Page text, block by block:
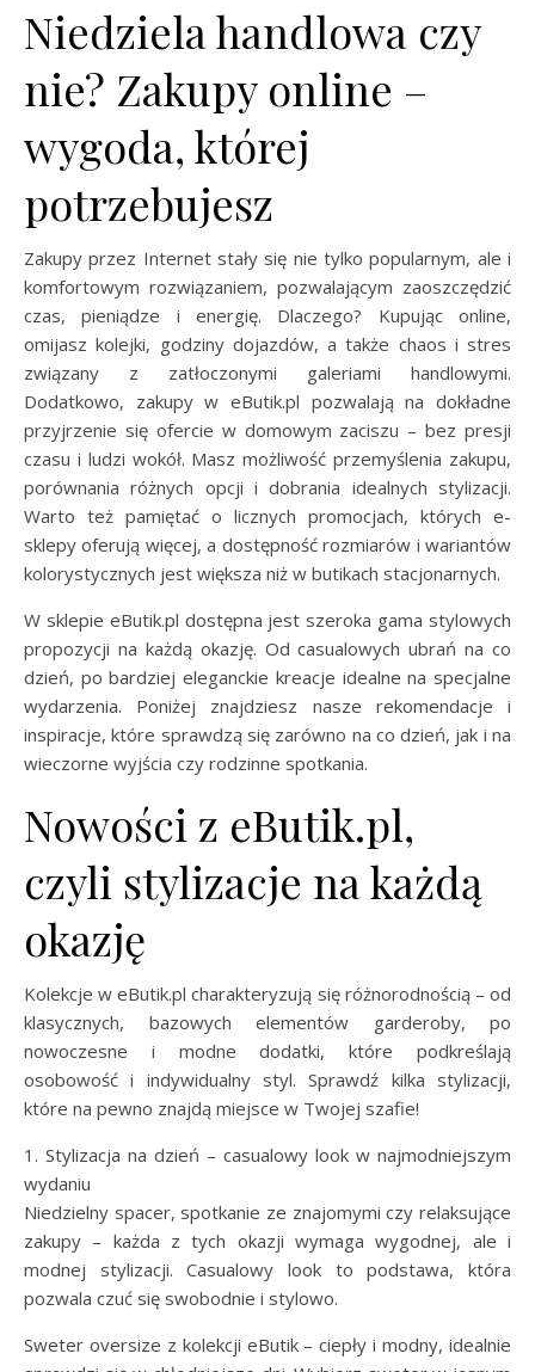
Niedziela handlowa czy
nie? Zakupy online –
wygoda, której
potrzebujesz
Zakupy przez Internet stały się nie tylko popularnym, ale i
komfortowym rozwiązaniem, pozwalającym zaoszczędzić
czas, pieniądze i energię. Dlaczego? Kupując online,
omijasz kolejki, godziny dojazdów, a także chaos i stres
związany z zatłoczonymi galeriami handlowymi.
Dodatkowo, zakupy w eButik.pl pozwalają na dokładne
przyjrzenie się ofercie w domowym zaciszu – bez presji
czasu i ludzi wokół. Masz możliwość przemyślenia zakupu,
porównania różnych opcji i dobrania idealnych stylizacji.
Warto też pamiętać o licznych promocjach, których e-
sklepy oferują więcej, a dostępność rozmiarów i wariantów
kolorystycznych jest większa niż w butikach stacjonarnych.
W sklepie eButik.pl dostępna jest szeroka gama stylowych
propozycji na każdą okazję. Od casualowych ubrań na co
dzień, po bardziej eleganckie kreacje idealne na specjalne
wydarzenia. Poniżej znajdziesz nasze rekomendacje i
inspiracje, które sprawdzą się zarówno na co dzień, jak i na
wieczorne wyjścia czy rodzinne spotkania.
Nowości z eButik.pl,
czyli stylizacje na każdą
okazję
Kolekcje w eButik.pl charakteryzują się różnorodnością – od
klasycznych, bazowych elementów garderoby, po
nowoczesne i modne dodatki, które podkreślają
osobowość i indywidualny styl. Sprawdź kilka stylizacji,
które na pewno znajdą miejsce w Twojej szafie!
1. Stylizacja na dzień – casualowy look w najmodniejszym
wydaniu
Niedzielny spacer, spotkanie ze znajomymi czy relaksujące
zakupy – każda z tych okazji wymaga wygodnej, ale i
modnej stylizacji. Casualowy look to podstawa, która
pozwala czuć się swobodnie i stylowo.
Sweter oversize z kolekcji eButik – ciepły i modny, idealnie